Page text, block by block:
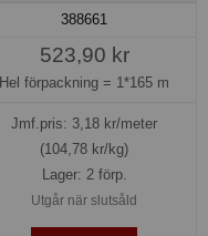
388661
523,90 kr
Hel förpackning = 1*165 m
Jmf.pris: 3,18 kr/meter
(104,78 kr/kg)
Lager: 2 förp.
Utgår när slutsåld